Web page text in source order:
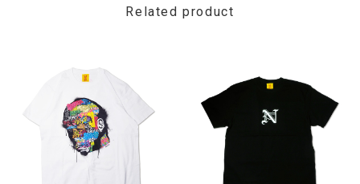
Related product